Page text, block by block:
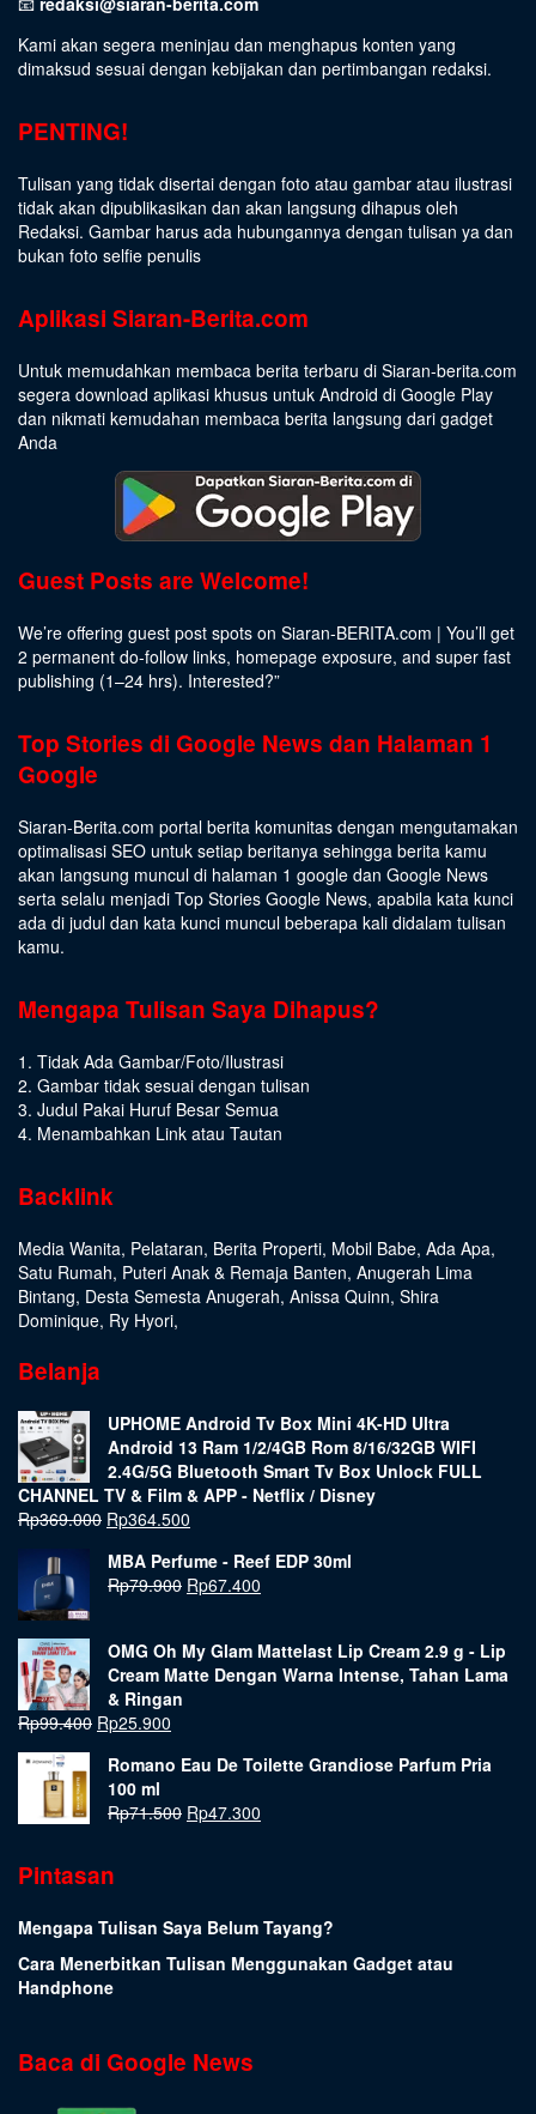
Kami akan segera meninjau dan menghapus konten yang
dimaksud sesuai dengan kebijakan dan pertimbangan redaksi.
PENTING!
Tulisan yang tidak disertai dengan foto atau gambar atau ilustrasi
tidak akan dipublikasikan dan akan langsung dihapus oleh
Redaksi. Gambar harus ada hubungannya dengan tulisan ya dan
bukan foto selfie penulis
Aplikasi Siaran-Berita.com
Untuk memudahkan membaca berita terbaru di Siaran-berita.com
segera download aplikasi khusus untuk Android di Google Play
dan nikmati kemudahan membaca berita langsung dari gadget
Anda
Guest Posts are Welcome!
We’re offering guest post spots on Siaran-BERITA.com | You’ll get
2 permanent do-follow links, homepage exposure, and super fast
publishing (1–24 hrs). Interested?”
Top Stories di Google News dan Halaman 1
Google
Siaran-Berita.com portal berita komunitas dengan mengutamakan
optimalisasi SEO untuk setiap beritanya sehingga berita kamu
akan langsung muncul di halaman 1 google dan Google News
serta selalu menjadi Top Stories Google News, apabila kata kunci
ada di judul dan kata kunci muncul beberapa kali didalam tulisan
kamu.
Mengapa Tulisan Saya Dihapus?
1. Tidak Ada Gambar/Foto/Ilustrasi
2. Gambar tidak sesuai dengan tulisan
3. Judul Pakai Huruf Besar Semua
4. Menambahkan Link atau Tautan
Backlink
Media Wanita, Pelataran, Berita Properti, Mobil Babe, Ada Apa,
Satu Rumah, Puteri Anak & Remaja Banten, Anugerah Lima
Bintang, Desta Semesta Anugerah, Anissa Quinn, Shira
Dominique, Ry Hyori,
Belanja
UPHOME Android Tv Box Mini 4K-HD Ultra
Android 13 Ram 1/2/4GB Rom 8/16/32GB WIFI
2.4G/5G Bluetooth Smart Tv Box Unlock FULL
CHANNEL TV & Film & APP - Netflix / Disney
Rp369.000 Rp364.500
MBA Perfume - Reef EDP 30ml
Rp79.900 Rp67.400
OMG Oh My Glam Mattelast Lip Cream 2.9 g - Lip
Cream Matte Dengan Warna Intense, Tahan Lama
& Ringan
Rp99.400 Rp25.900
Romano Eau De Toilette Grandiose Parfum Pria
100 ml
Rp71.500 Rp47.300
Pintasan
Mengapa Tulisan Saya Belum Tayang?
Cara Menerbitkan Tulisan Menggunakan Gadget atau
Handphone
Baca di Google News